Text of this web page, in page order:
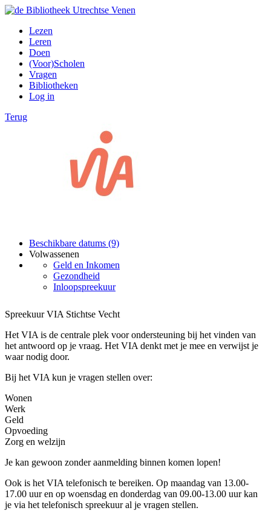
Lezen
Leren
Doen
(Voor)Scholen
Vragen
Bibliotheken
Log in
Terug
Beschikbare datums (9)
Volwassenen
Geld en Inkomen
Gezondheid
Inloopspreekuur
Spreekuur VIA Stichtse Vecht
Het VIA is de centrale plek voor ondersteuning bij het vinden van
het antwoord op je vraag. Het VIA denkt met je mee en verwijst je
waar nodig door.
Bij het VIA kun je vragen stellen over:
Wonen
Werk
Geld
Opvoeding
Zorg en welzijn
Je kan gewoon zonder aanmelding binnen komen lopen!
Ook is het VIA telefonisch te bereiken. Op maandag van 13.00-
17.00 uur en op woensdag en donderdag van 09.00-13.00 uur kan
je via het telefonisch spreekuur al je vragen stellen.